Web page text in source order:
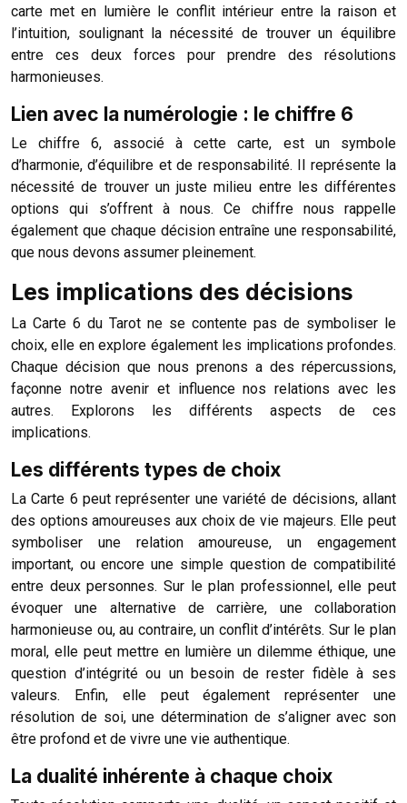
carte met en lumière le conflit intérieur entre la raison et
l’intuition, soulignant la nécessité de trouver un équilibre
entre ces deux forces pour prendre des résolutions
harmonieuses.
Lien avec la numérologie : le chiffre 6
Le chiffre 6, associé à cette carte, est un symbole
d’harmonie, d’équilibre et de responsabilité. Il représente la
nécessité de trouver un juste milieu entre les différentes
options qui s’offrent à nous. Ce chiffre nous rappelle
également que chaque décision entraîne une responsabilité,
que nous devons assumer pleinement.
Les implications des décisions
La Carte 6 du Tarot ne se contente pas de symboliser le
choix, elle en explore également les implications profondes.
Chaque décision que nous prenons a des répercussions,
façonne notre avenir et influence nos relations avec les
autres. Explorons les différents aspects de ces
implications.
Les différents types de choix
La Carte 6 peut représenter une variété de décisions, allant
des options amoureuses aux choix de vie majeurs. Elle peut
symboliser une relation amoureuse, un engagement
important, ou encore une simple question de compatibilité
entre deux personnes. Sur le plan professionnel, elle peut
évoquer une alternative de carrière, une collaboration
harmonieuse ou, au contraire, un conflit d’intérêts. Sur le plan
moral, elle peut mettre en lumière un dilemme éthique, une
question d’intégrité ou un besoin de rester fidèle à ses
valeurs. Enfin, elle peut également représenter une
résolution de soi, une détermination de s’aligner avec son
être profond et de vivre une vie authentique.
La dualité inhérente à chaque choix